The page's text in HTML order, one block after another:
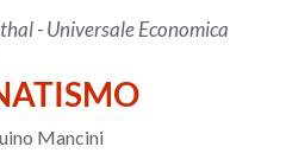
- Universale Economica
Mancini